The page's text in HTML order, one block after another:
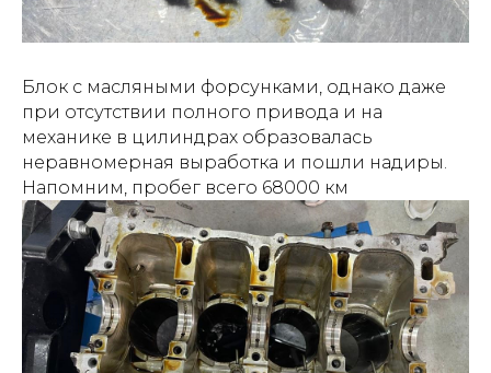
Блок с масляными форсунками, однако даже
при отсутствии полного привода и на
механике в цилиндрах образовалась
неравномерная выработка и пошли надиры.
Напомним, пробег всего 68000 км